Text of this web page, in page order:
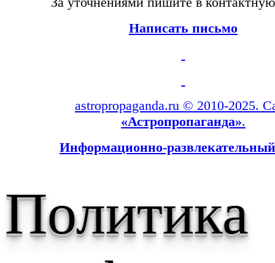
Написать письмо
astropropaganda.ru © 2010-2025.
«Астропропаганда».
Информационно-
Политика